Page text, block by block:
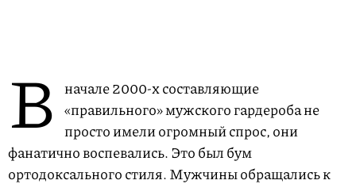
В начале 2000-х составляющие
«правильного» мужского гардероба не
просто имели огромный спрос, они
фанатично воспевались. Это был бум
ортодоксального стиля. Мужчины обращались к